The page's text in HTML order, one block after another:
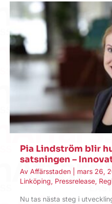
Pia Lindström blir
satsningen –
Av Affärsstaden mars 26,
Linköping, Pressrelease,
Nu tas nästa steg i